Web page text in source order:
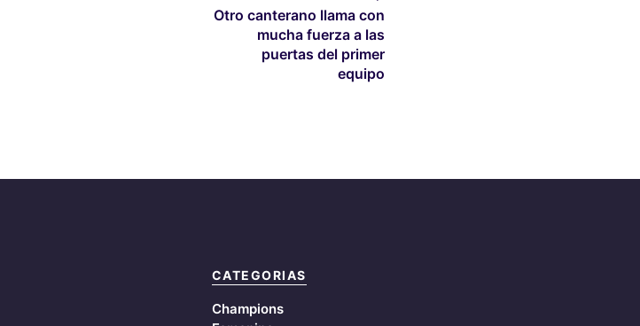
Otro canterano llama con
mucha fuerza a las
puertas del primer
equipo
CATEGORIAS
Champions